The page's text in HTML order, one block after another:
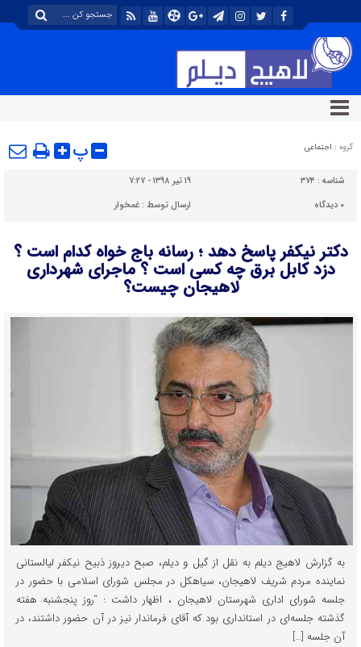
گروه : اجتماعی پ
شناسه : ۳۷۴
۱۹ تیر ۱۳۹۸ - ۷:۲۷
۰ دیدگاه ارسال توسط :غمخوار
دکتر نیکفر پاسخ دهد ؛ رسانه باج خواه کدام است ؟
دزد کابل برق چه کسی است ؟ ماجرای شهرداری
لاهیجان چیست؟
به گزارش لاهیج دیلم به نقل از گیل و دیلم، صبح دیروز ذبیح نیکفر لیالستانی
نماینده مردم شریف لاهیجان، سیاهکل در مجلس شورای اسلامی با حضور در
جلسه شورای اداری شهرستان لاهیجان ، اظهار داشت : “روز پنجشنبه هفته
گذشته جلسه‌ای در استانداری بود که آقای فرماندار نیز در آن حضور داشتند، در
آن جلسه […]